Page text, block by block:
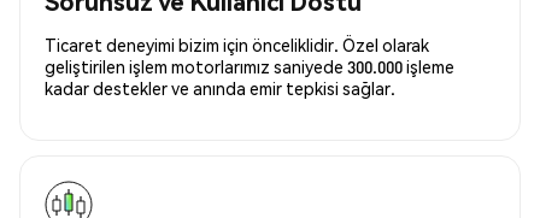
Ticaret deneyimi bizim için önceliklidir. Özel olarak
geliştirilen işlem motorlarımız saniyede 300.000 işleme
kadar destekler ve anında emir tepkisi sağlar.